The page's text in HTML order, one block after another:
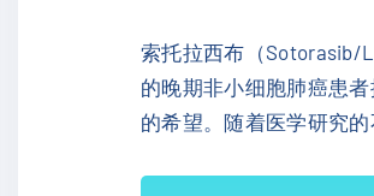
索托拉西布（Sotorasib/
的晚期非小细胞肺癌患
的希望。随着医学研究